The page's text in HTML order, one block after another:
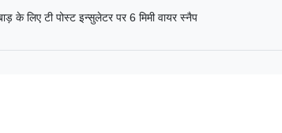
के लिए टी पोस्ट इन्सुलेटर पर 6 मिमी वायर स्नैप